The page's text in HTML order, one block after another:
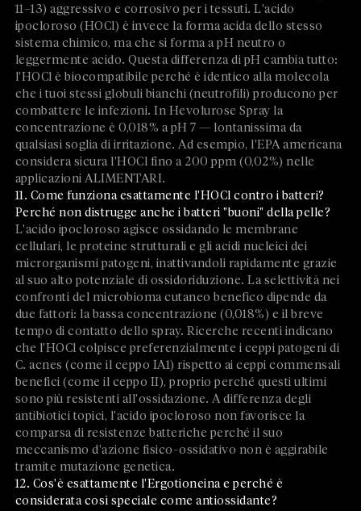
11–13) aggressivo e corrosivo per i tessuti. L'acido
ipocloroso (HOCl) è invece la forma acida dello stesso
sistema chimico, ma che si forma a pH neutro o
leggermente acido. Questa differenza di pH cambia tutto:
l'HOCl è biocompatibile perché è identico alla molecola
che i tuoi stessi globuli bianchi (neutrofili) producono per
combattere le infezioni. In Hevolurose Spray la
concentrazione è 0,018% a pH 7 — lontanissima da
qualsiasi soglia di irritazione. Ad esempio, l'EPA americana
considera sicura l'HOCl fino a 200 ppm (0,02%) nelle
applicazioni ALIMENTARI.
11. Come funziona esattamente l'HOCl contro i batteri?
Perché non distrugge anche i batteri "buoni" della pelle?
L'acido ipocloroso agisce ossidando le membrane
cellulari, le proteine strutturali e gli acidi nucleici dei
microrganismi patogeni, inattivandoli rapidamente grazie
al suo alto potenziale di ossidoriduzione. La selettività nei
confronti del microbioma cutaneo benefico dipende da
due fattori: la bassa concentrazione (0,018%) e il breve
tempo di contatto dello spray. Ricerche recenti indicano
che l'HOCl colpisce preferenzialmente i ceppi patogeni di
C. acnes (come il ceppo IA1) rispetto ai ceppi commensali
benefici (come il ceppo II), proprio perché questi ultimi
sono più resistenti all'ossidazione. A differenza degli
antibiotici topici, l'acido ipocloroso non favorisce la
comparsa di resistenze batteriche perché il suo
meccanismo d'azione fisico-ossidativo non è aggirabile
tramite mutazione genetica.
12. Cos'è esattamente l'Ergotioneina e perché è
considerata così speciale come antiossidante?